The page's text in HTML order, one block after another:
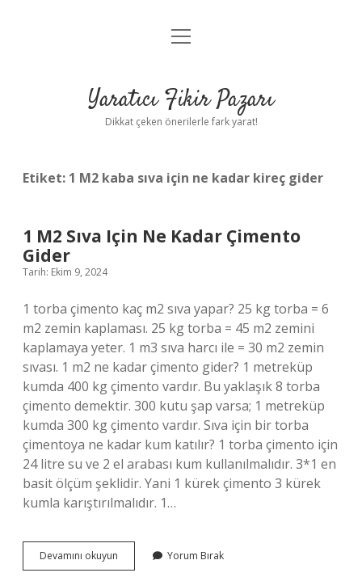
Anasayfa
Yasal Uyarı
menüyü
Yaratıcı Fikir Pazarı
Dikkat çeken önerilerle fark yarat!
Etiket: 1 M2 kaba sıva için ne kadar kireç gider
1 M2 Sıva Için Ne Kadar Çimento
Gider
Tarih: Ekim 9, 2024
1 torba çimento kaç m2 sıva yapar? 25 kg torba = 6
m2 zemin kaplaması. 25 kg torba = 45 m2 zemini
kaplamaya yeter. 1 m3 sıva harcı ile = 30 m2 zemin
sıvası. 1 m2 ne kadar çimento gider? 1 metreküp
kumda 400 kg çimento vardır. Bu yaklaşık 8 torba
çimento demektir. 300 kutu şap varsa; 1 metreküp
kumda 300 kg çimento vardır. Sıva için bir torba
çimentoya ne kadar kum katılır? 1 torba çimento için
24 litre su ve 2 el arabası kum kullanılmalıdır. 3*1 en
basit ölçüm şeklidir. Yani 1 kürek çimento 3 kürek
kumla karıştırılmalıdır. 1…
Devamını okuyun
M2
Yorum Bırak